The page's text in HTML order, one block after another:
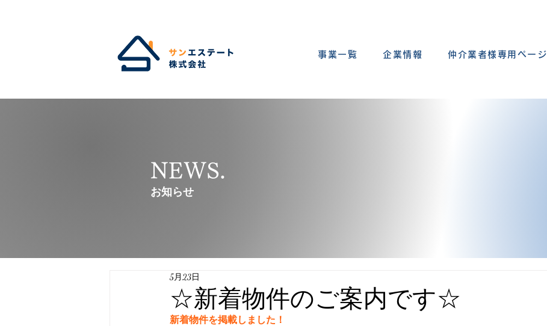
事業一覧 企業情報 仲介業者様専用ページ
NEWS.
​お知らせ
☆新着物件のご案内です☆
5月23日
新着物件を掲載しました！